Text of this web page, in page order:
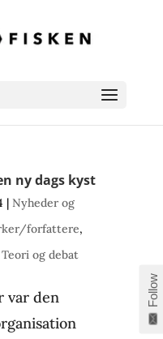
ny dags kyst
| Nyheder og
forfattere,
Teori og debat
var den
Follow